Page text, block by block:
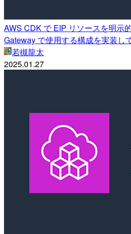
AWS CDK で EIP リソースを明示
Gateway で使用する構成を実装し
若槻龍太
2025.01.27